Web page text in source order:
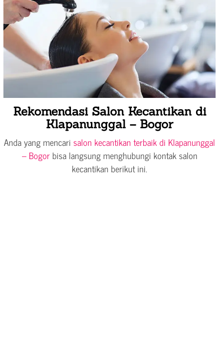
Rekomendasi Salon Kecantikan di
Klapanunggal – Bogor
Anda yang mencari salon kecantikan terbaik di Klapanunggal
– Bogorbisa langsung menghubungi kontak salon
kecantikan berikut ini.